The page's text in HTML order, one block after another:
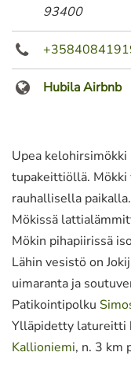
93400
Hubila Airbnb
Upea
tupakeittiöllä.
rauhallisella
Mökissä
Mökin pihapiirissä
Lähin vesistö on
uimaranta ja
Patikointipolku
Ylläpidetty latureitti
Kallioniemi, n. 3 km